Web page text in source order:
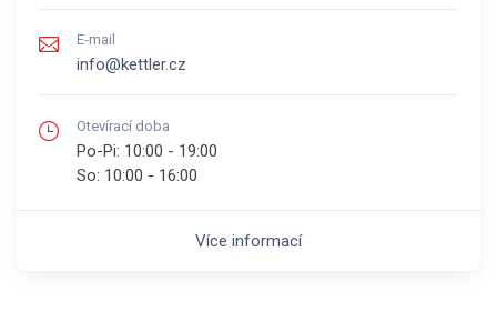
E-mail
info@kettler.cz
Otevírací doba
Po-Pi: 10:00 - 19:00
So: 10:00 - 16:00
Více informací